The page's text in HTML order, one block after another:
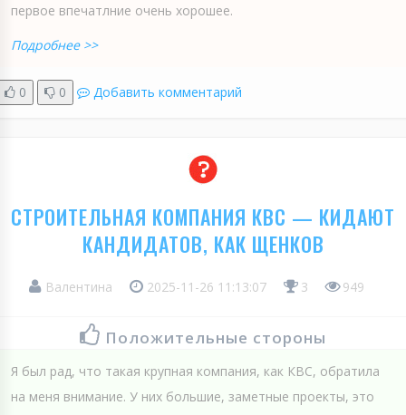
первое впечатлние очень хорошее.
Подробнее >>
0 0 Добавить комментарий
СТРОИТЕЛЬНАЯ КОМПАНИЯ КВС — КИДАЮТ
КАНДИДАТОВ, КАК ЩЕНКОВ
Валентина 2025-11-26 11:13:07 3 949
Положительные стороны
Я был рад, что такая крупная компания, как КВС, обратила
на меня внимание. У них большие, заметные проекты, это